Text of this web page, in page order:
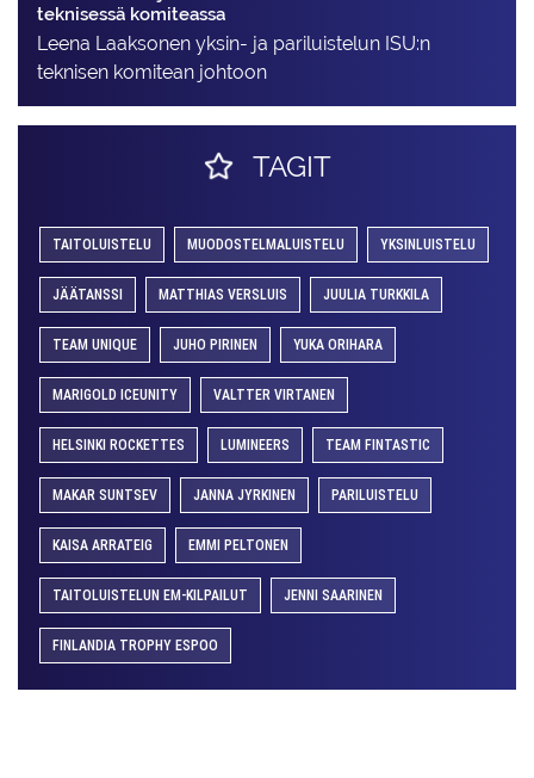
teknisessä komiteassa
Leena Laaksonen yksin- ja pariluistelun ISU:n
teknisen komitean johtoon
TAGIT
TAITOLUISTELU MUODOSTELMALUISTELU YKSINLUISTELU
JÄÄTANSSI MATTHIAS VERSLUIS JUULIA TURKKILA
TEAM UNIQUE JUHO PIRINEN YUKA ORIHARA
MARIGOLD ICEUNITY VALTTER VIRTANEN
HELSINKI ROCKETTES LUMINEERS TEAM FINTASTIC
MAKAR SUNTSEV JANNA JYRKINEN PARILUISTELU
KAISA ARRATEIG EMMI PELTONEN
TAITOLUISTELUN EM-KILPAILUT JENNI SAARINEN
FINLANDIA TROPHY ESPOO